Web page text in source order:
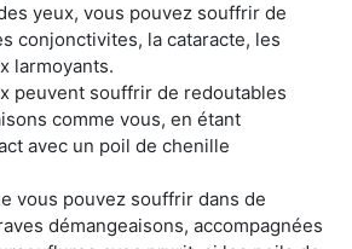
yeux, vous pouvez souffrir de
conjonctivites, la cataracte, les
larmoyants.
peuvent souffrir de redoutables
comme vous, en étant
avec un poil de chenille
vous pouvez souffrir dans de
démangeaisons, accompagnées